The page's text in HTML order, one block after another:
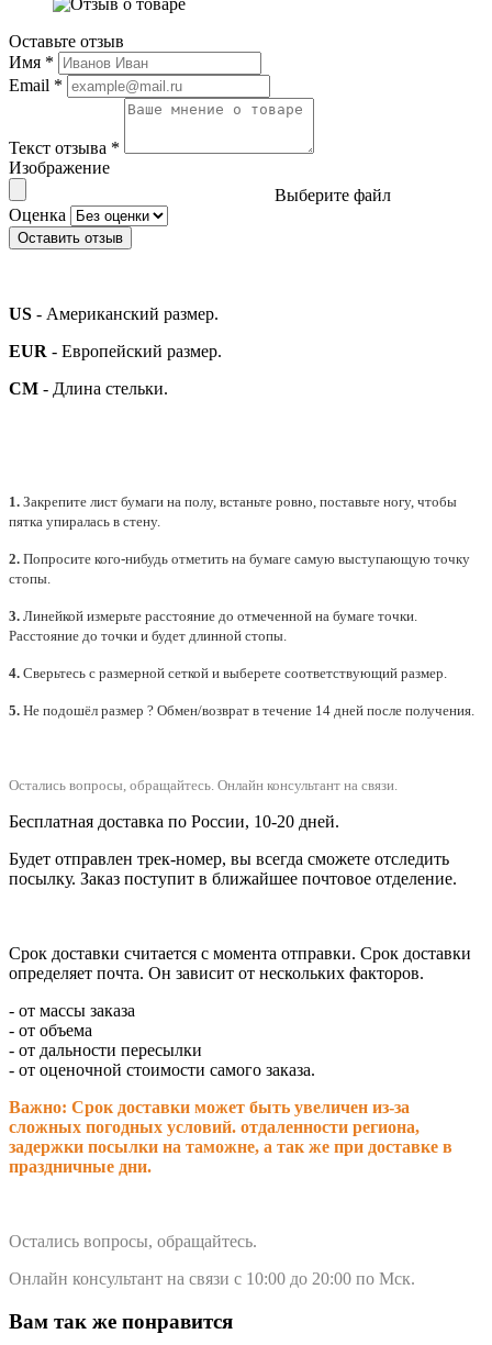
Оставьте отзыв
Имя *
Email *
Текст отзыва *
Изображение
Выберите файл
Оценка
Оставить отзыв
US - Американский размер.
EUR - Европейский размер.
СМ - Длина стельки.
1. Закрепите лист бумаги на полу, встаньте ровно, поставьте ногу, чтобы
пятка упиралась в стену.
2. Попросите кого-нибудь отметить на бумаге самую выступающую точку
стопы.
3. Линейкой измерьте расстояние до отмеченной на бумаге точки.
Расстояние до точки и будет длинной стопы.
4. Сверьтесь с размерной сеткой и выберете соответствующий размер.
5. Не подошёл размер ? Обмен/возврат в течение 14 дней после получения.
Остались вопросы, обращайтесь. Онлайн консультант на связи.
Бесплатная доставка по России, 10-20 дней.
Будет отправлен трек-номер, вы всегда сможете отследить
посылку. Заказ поступит в ближайшее почтовое отделение.
Срок доставки считается с момента отправки. Срок доставки
определяет почта. Он зависит от нескольких факторов.
- от массы заказа
- от объема
- от дальности пересылки
- от оценочной стоимости самого заказа.
Важно: Срок доставки может быть увеличен из-за
сложных погодных условий. отдаленности региона,
задержки посылки на таможне, а так же при доставке в
праздничные дни.
Остались вопросы, обращайтесь.
Онлайн консультант на связи с 10:00 до 20:00 по Мск.
Вам так же понравится